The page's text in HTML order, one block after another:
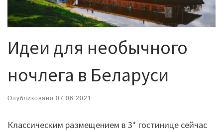
Идеи для необычного
ночлега в Беларуси
Опубликовано 07.06.2021
Классическим размещением в 3* гостинице сейчас